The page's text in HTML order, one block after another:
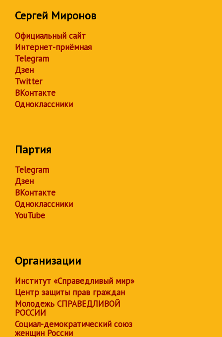
Сергей Миронов
Официальный сайт
Интернет-приёмная
Telegram
Дзен
Twitter
ВКонтакте
Одноклассники
Партия
Telegram
Дзен
ВКонтакте
Одноклассники
YouTube
Организации
Институт «Справедливый мир»
Центр защиты прав граждан
Молодежь СПРАВЕДЛИВОЙ
РОССИИ
Социал-демократический союз
женщин России